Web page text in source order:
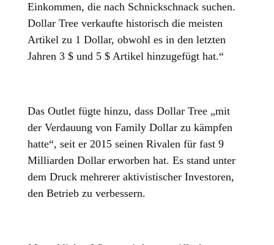
Einkommen, die nach Schnickschnack suchen.
Dollar Tree verkaufte historisch die meisten
Artikel zu 1 Dollar, obwohl es in den letzten
Jahren 3 $ und 5 $ Artikel hinzugefügt hat.“
Das Outlet fügte hinzu, dass Dollar Tree „mit
der Verdauung von Family Dollar zu kämpfen
hatte“, seit er 2015 seinen Rivalen für fast 9
Milliarden Dollar erworben hat. Es stand unter
dem Druck mehrerer aktivistischer Investoren,
den Betrieb zu verbessern.